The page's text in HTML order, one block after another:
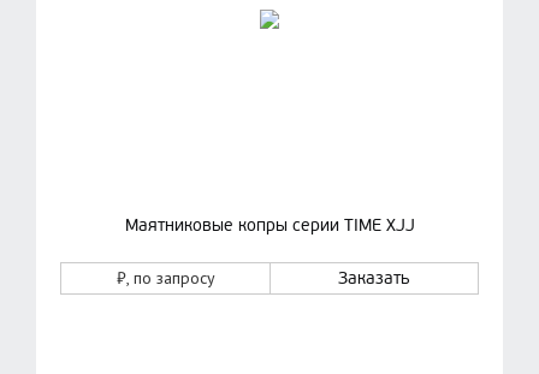
Маятниковые копры серии TIME XJJ
₽, по запросу Заказать